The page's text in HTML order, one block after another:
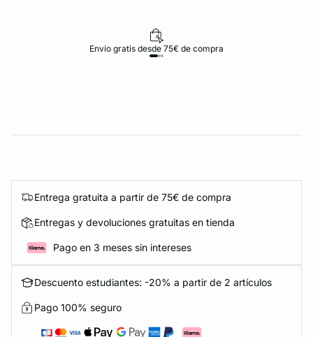
Envío gratis desde 75€ de compra
Entrega gratuita a partir de 75€ de compra
Entregas y devoluciones gratuitas en tienda
Pago en 3 meses sin intereses
Descuento estudiantes: -20% a partir de 2 artículos
Pago 100% seguro